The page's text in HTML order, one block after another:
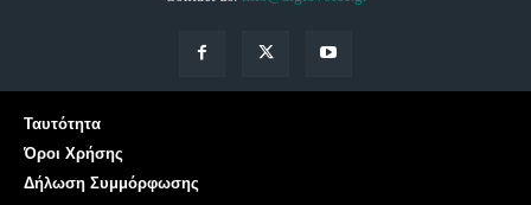
Ταυτότητα
Όροι Χρήσης
Δήλωση Συμμόρφωσης